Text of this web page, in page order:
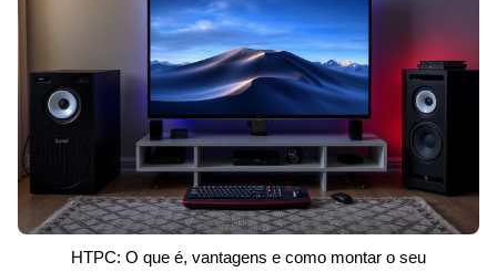
HTPC: O que é, vantagens e como montar o seu